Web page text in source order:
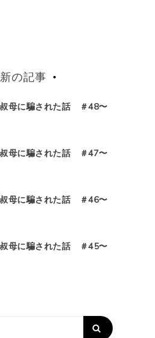
の記事
母に騙された話 ＃48〜
母に騙された話 ＃47〜
母に騙された話 ＃46〜
母に騙された話 ＃45〜